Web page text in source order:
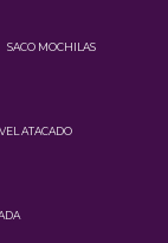
SACO MOCHILAS
ATACADO